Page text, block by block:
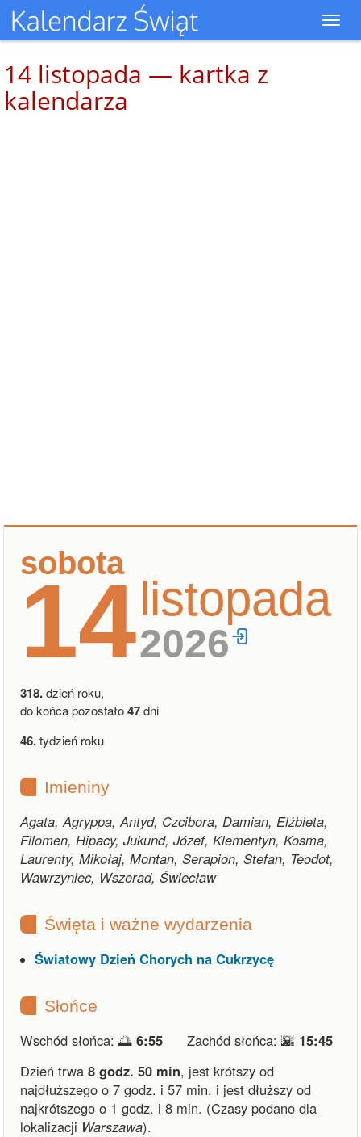
14 listopada — kartka z
kalendarza
sobota
14listopada
2026
318.dzień roku,
do końca pozostało47dni
46.tydzień roku
Imieniny
Agata, Agryppa, Antyd, Czcibora, Damian, Elżbieta,
Filomen, Hipacy, Jukund, Józef, Klementyn, Kosma,
Laurenty, Mikołaj, Montan, Serapion, Stefan, Teodot,
Wawrzyniec, Wszerad, Świecław
Święta i ważne wydarzenia
Światowy Dzień Chorych na Cukrzycę
Słońce
Wschód słońca: 🌅 6:55 Zachód słońca: 🌇 15:45
Dzień trwa 8 godz. 50 min, jest krótszy od
najdłuższego o 7 godz. i 57 min. i jest dłuższy od
najkrótszego o 1 godz. i 8 min. (Czasy podano dla
lokalizacji Warszawa).